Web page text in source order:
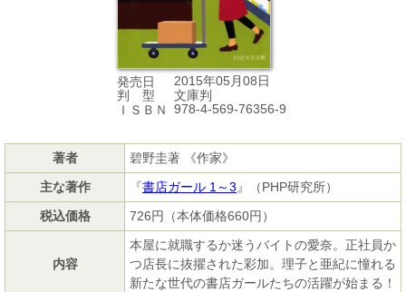
発売日
2015年05月08日
判 型
文庫判
ＩＳＢＮ
978-4-569-76356-9
著者
碧野圭著 《作家》
主な著作
『書店ガール 1～3 』（PHP研究所）
税込価格
726円（本体価格660円）
内容
本屋に就職するか迷うバイトの愛奈。正社員か
つ店長に抜擢された彩加。理子と亜紀に憧れる
新たな世代の書店ガールたちの活躍が始まる！